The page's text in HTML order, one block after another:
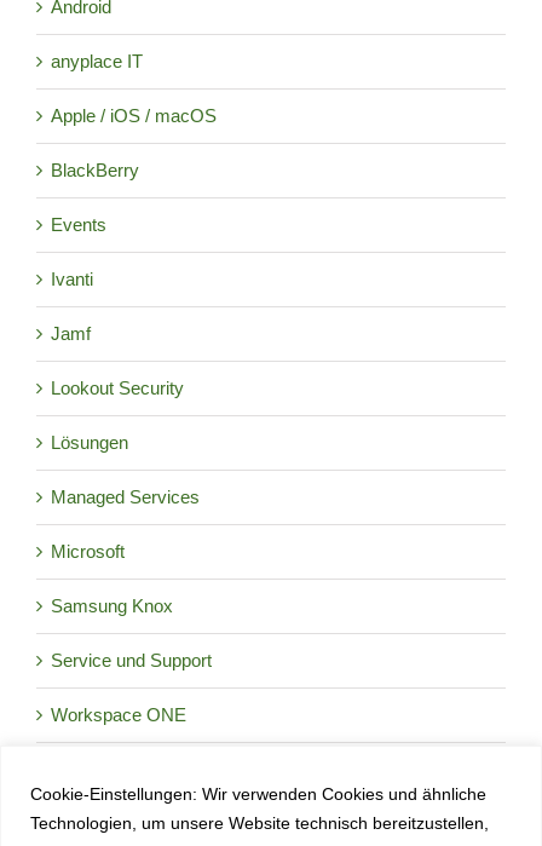
Cookie-Einstellungen: Wir verwenden Cookies und ähnliche
Technologien, um unsere Website technisch bereitzustellen,
Android
anyplace IT
Apple / iOS / macOS
BlackBerry
Events
Ivanti
Jamf
Lookout Security
Lösungen
Managed Services
Microsoft
Samsung Knox
Service und Support
Workspace ONE
Okt.
8 CEST